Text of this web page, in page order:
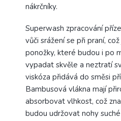
nákrčníky.
Superwash zpracování
vůči srážení se při praní,
ponožky, které budou i po
vypadat skvěle a neztratí
viskóza přidává do směsi
Bambusová vlákna mají
absorbovat vlhkost, což
budou udržovat nohy